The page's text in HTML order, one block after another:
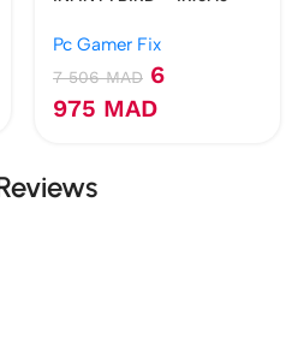
4 Go | 120 Go NVMe
Pc Gamer Fix
7 506MAD 6
975 MAD